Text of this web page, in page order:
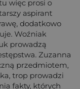
więc prosi o
aspirant
dodatkowo
Woźniak
prowadzą
Zuzanna
przedmiotem,
trop prowadzi
fakty, których